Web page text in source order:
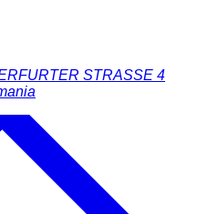
STRASSE 4